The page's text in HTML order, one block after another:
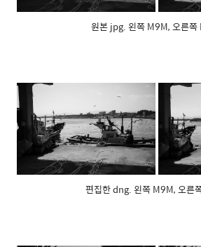
원본 jpg. 왼쪽 M9M, 오른
편집한 dng. 왼쪽 M9M, 오른